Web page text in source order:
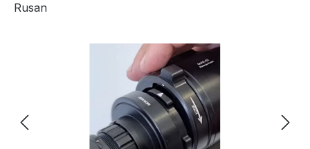
Rusan
Bildergalerie überspringen